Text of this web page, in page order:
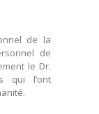
de la
de
le Dr.
qui l’ont